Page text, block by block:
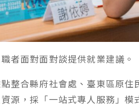
者面對面對談提供就業建議。
整合縣府社會處、臺東區原
源，採「一站式專人服務」模